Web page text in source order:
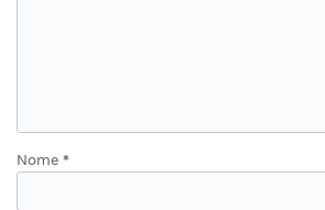
Nome *